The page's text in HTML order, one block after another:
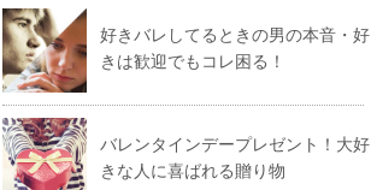
好きバレしてるときの男の本音・好
きは歓迎でもコレ困る！
バレンタインデープレゼント！大好
きな人に喜ばれる贈り物